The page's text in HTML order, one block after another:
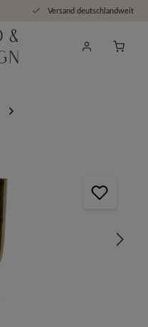
Versand deutschlandweit